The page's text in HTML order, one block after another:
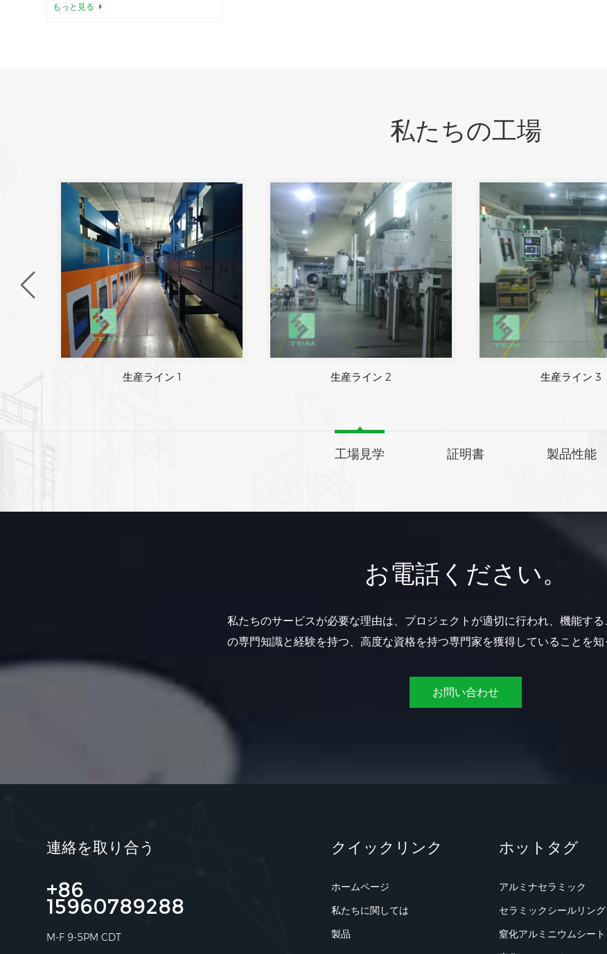
もっと見る
私たちの工場
工場エリア 生産ライン 1 生産ライン 2
工場見学 証明書 製品性能
お電話ください。
私たちのサービスが必要な理由は、プロジェクトが適切に行われ、機能す
の専門知識と経験を持つ、高度な資格を持つ専門家を獲得していることを知
お問い合わせ
連絡を取り合う
+86
15960789288
M-F 9-5PM CDT
クイックリンク
ホームページ
私たちに関しては
製品
ホットタグ
アルミナセラミック
セラミックシールリング
窒化アルミニウムシート